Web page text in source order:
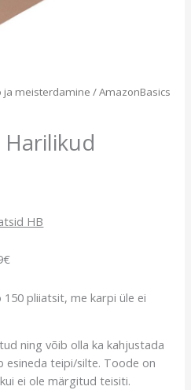
ja meisterdamine / AmazonBasics
Harilikud
HB
pliiatsit, me karpi üle ei
ning võib olla ka kahjustada
esineda teipi/silte. Toode on
ei ole märgitud teisiti.